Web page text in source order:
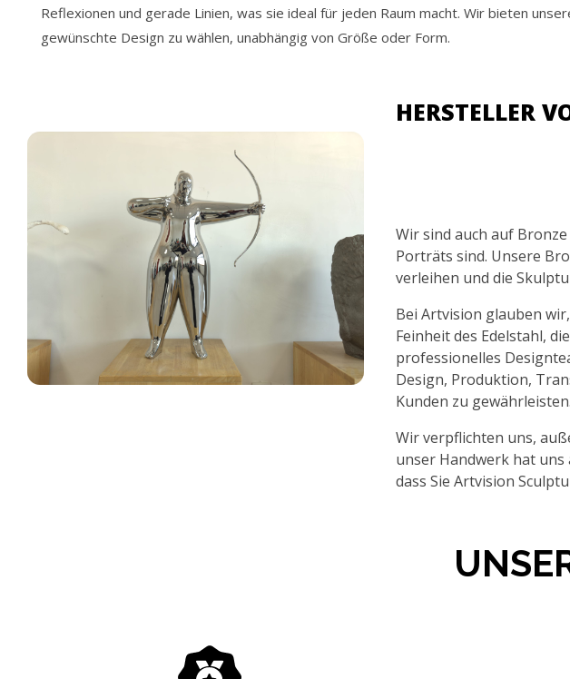
Reflexionen und gerade Linien, was sie ideal für jeden Raum macht. Wir bieten
gewünschte Design zu wählen, unabhängig von Größe oder Form.
HERSTELLER
Wir sind auch auf
Porträts sind. Unsere
verleihen und die
Bei Artvision glauben
Feinheit des Edelstahl,
professionelles
Design, Produktion,
Kunden zu gewährleisten.
Wir verpflichten uns,
unser Handwerk hat
dass Sie Artvision